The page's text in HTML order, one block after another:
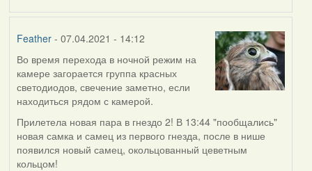
Feather- 07.04.2021 - 14:12
Во время перехода в ночной режим на
камере загорается группа красных
светодиодов, свечение заметно, если
находиться рядом с камерой.
Прилетела новая пара в гнездо 2! В 13:44 "пообщались"
новая самка и самец из первого гнезда, после в нише
появился новый самец, окольцованный цеветным
кольцом!